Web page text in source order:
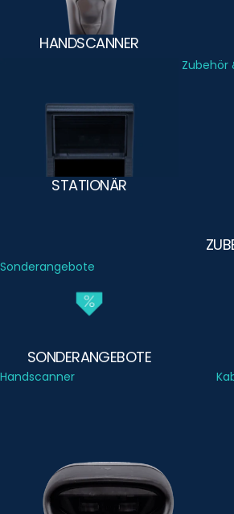
HANDSCANNER
STATIONÄR
Zubehör
Sonderangebote
SONDERANGEBOTE
Handscanner